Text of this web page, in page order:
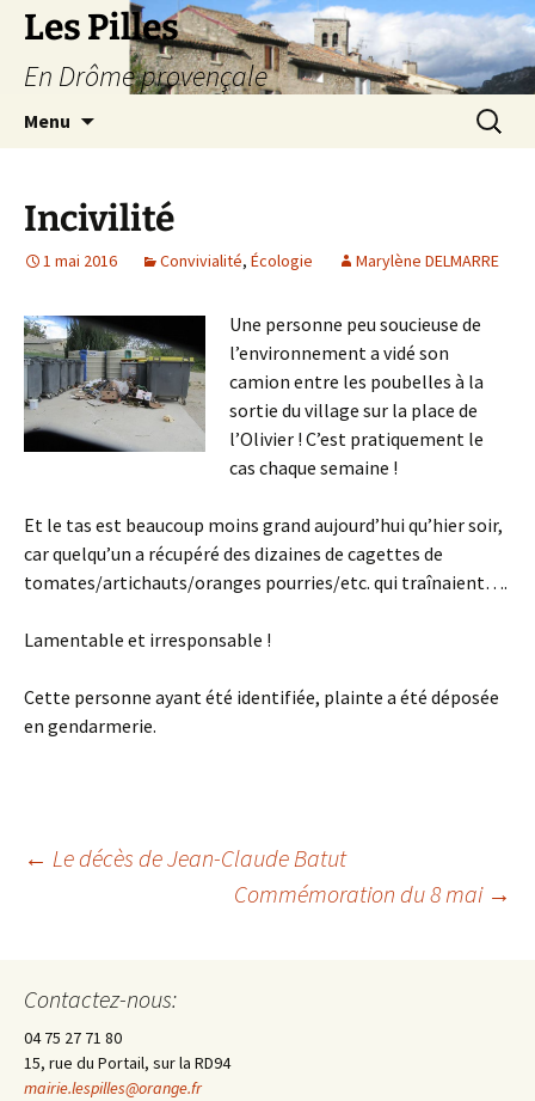
Les Pilles
En Drôme provençale
Menu
Incivilité
1 mai 2016 Convivialité, Écologie Marylène DELMARRE
Une personne peu soucieuse de
l’environnement a vidé son
camion entre les poubelles à la
sortie du village sur la place de
l’Olivier ! C’est pratiquement le
cas chaque semaine !
Et le tas est beaucoup moins grand aujourd’hui qu’hier soir,
car quelqu’un a récupéré des dizaines de cagettes de
tomates/artichauts/oranges pourries/etc. qui traînaient….
Lamentable et irresponsable !
Cette personne ayant été identifiée, plainte a été déposée
en gendarmerie.
Navigation
des
articles
← Le décès de Jean-Claude Batut
Commémoration du 8 mai →
Contactez-nous:
04 75 27 71 80
15, rue du Portail, sur la RD94
mairie.lespilles@orange.fr